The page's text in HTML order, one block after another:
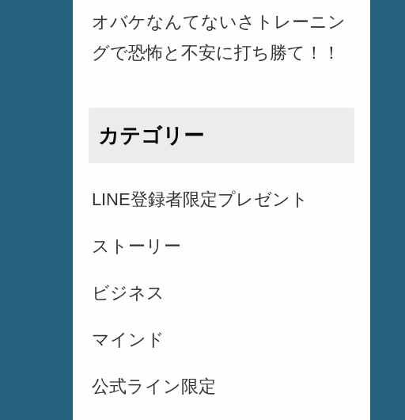
オバケなんてないさトレーニン
グで恐怖と不安に打ち勝て！！
カテゴリー
LINE登録者限定プレゼント
ストーリー
ビジネス
マインド
公式ライン限定